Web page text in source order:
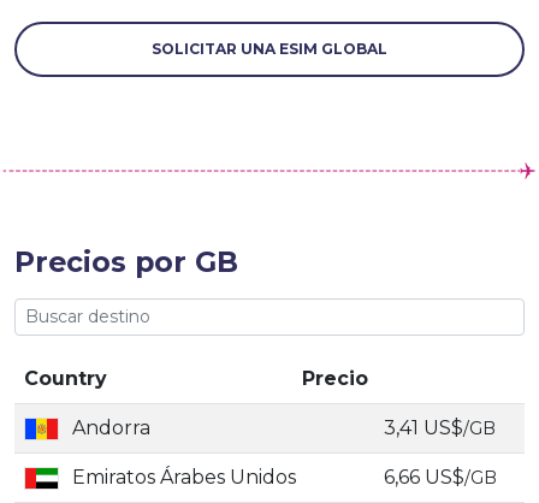
SOLICITAR UNA ESIM GLOBAL
Precios por GB
Country Precio
Andorra 3,41 US$/GB
Emiratos Árabes Unidos 6,66 US$/GB